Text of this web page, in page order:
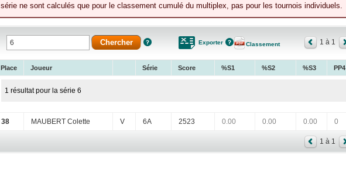
série ne sont calculés que pour le classement cumulé du multiplex, pas pour les tournois individuels.
Exporter Classement 1 à 1
Place Joueur Série Score %S1 %S2 %S3 PP4
1 résultat pour la série 6
38 MAUBERT Colette V 6A 2523 0.00 0.00 0.00 0
1 à 1